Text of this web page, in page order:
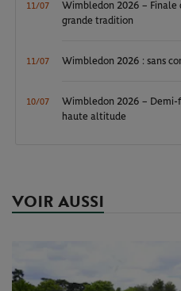
11/07
Wimbledon 2026 – Finale
grande tradition
11/07 Wimbledon 2026 : sans
10/07
Wimbledon 2026 – Demi-
haute altitude
VOIR AUSSI